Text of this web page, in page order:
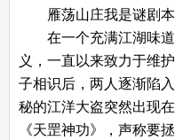
雁荡山庄我是谜剧本
在一个充满江湖味道
义，一直以来致力于维
子相识后，两人逐渐陷
秘的江洋大盗突然出现
《天罡神功》，声称要